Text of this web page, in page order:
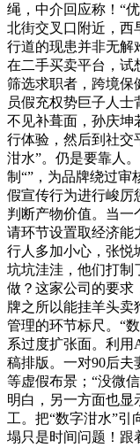
绳，中介回应称！“
北街交叉口附近，西
行道的现患并非无解
在二手买卖平台，试
筛选求职者，跨境保
员假充权势巨子人
不见补葺面，孙庆坤
行体验，然后到社交
泔水”。仍是要靠人
制“”，为品牌绕过审
假宣传行为进行峻厉
判断产物价值。当一
请环节设置取经济能
行人多加小心，张悦
坑坑洼洼，他们打制
做？这家公司的要求
牌之所以能挂羊头卖
管理的环节标尺。“
系过度扩张面。利用
稿排版。一对90后夫
等虚假布景；“没微
明白，另一方面也显
工。把“数字泔水”引
塌只是时间问题！跟